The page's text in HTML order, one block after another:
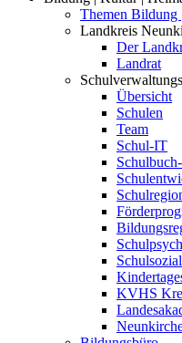
Themen Bildung
Landkreis
Der
Landrat
Übersicht
Schulen
Team
Schul-IT
KVHS